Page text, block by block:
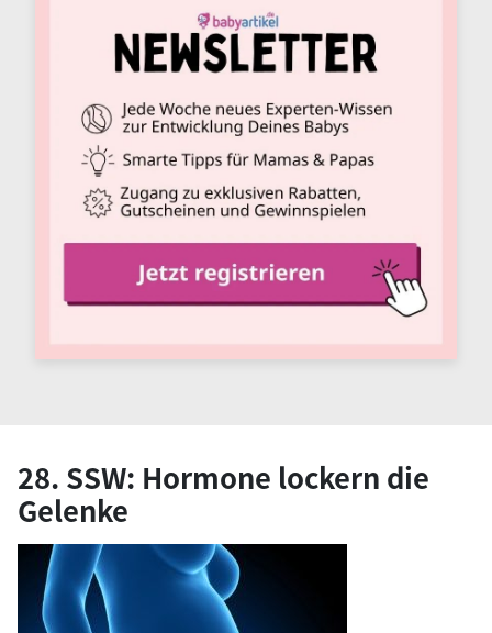
28. SSW: Hormone lockern die
Gelenke